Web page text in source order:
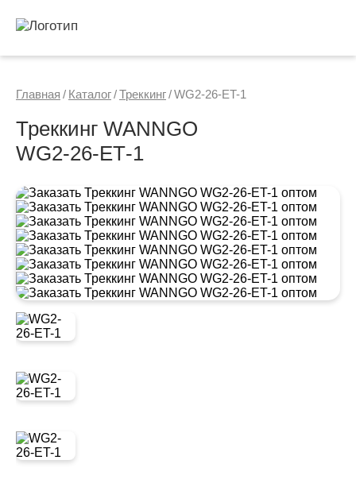
Главная / Каталог/Треккинг/WG2-26-ET-1
Треккинг WANNGO
WG2‑26‑ET‑1